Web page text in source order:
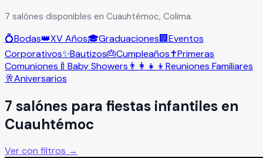
7 salónes disponibles en Cuauhtémoc, Colima.
💍Bodas👑XV Años🎓Graduaciones🏢Eventos
Corporativos✨Bautizos🎂Cumpleaños✝️Primeras
Comuniones 🍼 Baby Showers 👨‍👩‍👧‍👦 Reuniones Familiares
🥂Aniversarios
7 salónes para fiestas infantiles en
Cuauhtémoc
Ver con filtros →